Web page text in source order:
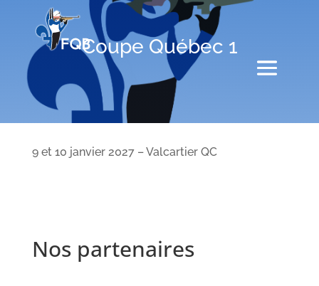
Coupe Québec 1
9 et 10 janvier 2027 – Valcartier QC
Nos partenaires